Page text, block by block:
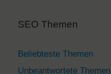
SEO Themen
Beliebteste Themen
Unbeantwortete Themen